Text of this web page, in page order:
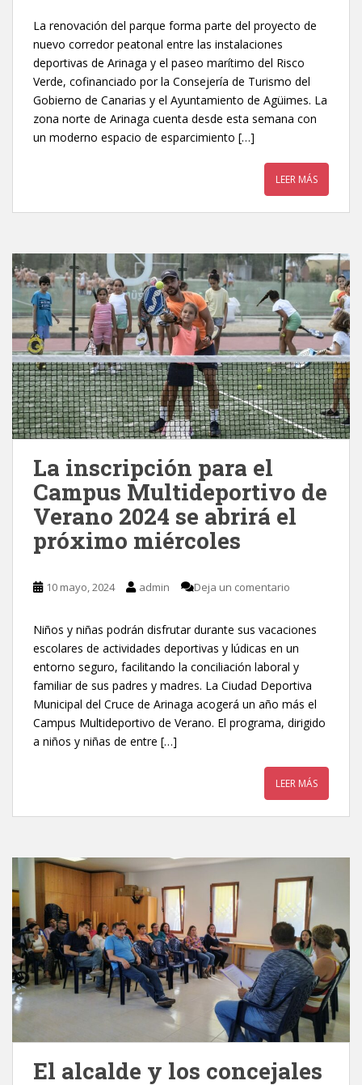
La renovación del parque forma parte del proyecto de
nuevo corredor peatonal entre las instalaciones
deportivas de Arinaga y el paseo marítimo del Risco
Verde, cofinanciado por la Consejería de Turismo del
Gobierno de Canarias y el Ayuntamiento de Agüimes. La
zona norte de Arinaga cuenta desde esta semana con
un moderno espacio de esparcimiento […]
LEER MÁS
La inscripción para el
Campus Multideportivo de
Verano 2024 se abrirá el
próximo miércoles
10 mayo, 2024 admin Deja un comentario
Niños y niñas podrán disfrutar durante sus vacaciones
escolares de actividades deportivas y lúdicas en un
entorno seguro, facilitando la conciliación laboral y
familiar de sus padres y madres. La Ciudad Deportiva
Municipal del Cruce de Arinaga acogerá un año más el
Campus Multideportivo de Verano. El programa, dirigido
a niños y niñas de entre […]
LEER MÁS
El alcalde y los concejales